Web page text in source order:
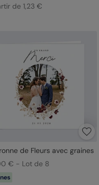
de 1,23 €
de Fleurs avec graines
€ - Lot de 8